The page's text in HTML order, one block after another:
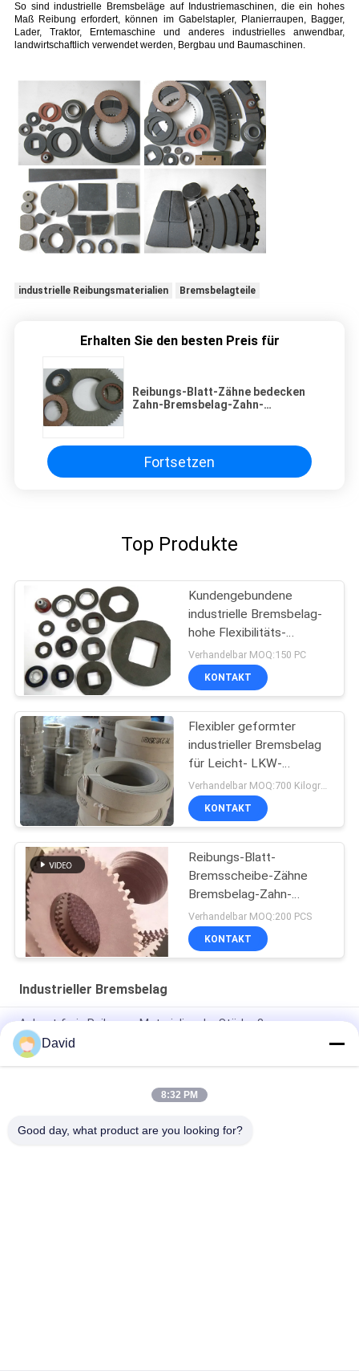
So sind industrielle Bremsbeläge auf Industriemaschinen, die ein hohes
Maß Reibung erfordert, können im Gabelstapler, Planierraupen, Bagger,
Lader, Traktor, Erntemaschine und anderes industrielles anwendbar,
landwirtschaftlich verwendet werden, Bergbau und Baumaschinen.
industrielle Reibungsmaterialien Bremsbelagteile
Erhalten Sie den besten Preis für
Reibungs-Blatt-Zähne bedecken
Zahn-Bremsbelag-Zahn-
Fortsetzen
Top Produkte
Kundengebundene
industrielle Bremsbelag-
hohe Flexibilitäts-
Tasterzirkel-
Bremsblöcke
Verhandelbar MOQ:150 PC
KONTAKT
Flexibler geformter
industrieller Bremsbelag
für Leicht- LKW-
Aufnahmen-Motorrad
KONTAKT
Reibungs-Blatt-
Bremsscheibe-Zähne
Bremsbelag-Zahn-
Disketten-Zahn-
Reibbelag
Verhandelbar MOQ:200 PCS
KONTAKT
Industrieller Bremsbelag
Asbest-freie Reibungs-Materialien der Stärke-3mm
Mechanische Presse-Maschinen-Öl-Widerstand-industrieller
Bremsbelag
Flexible industrielle Reibungs-Materialien für Hebewinden-
David
8:32 PM
Good day, what product are you looking for?